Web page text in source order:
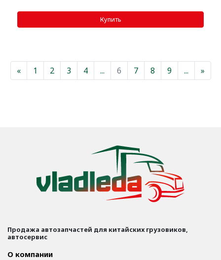
«Назад
1 2 3 4 ... 6 7 8 9 ... »
Продажа автозапчастей для китайских грузовиков,
автосервис
О компании